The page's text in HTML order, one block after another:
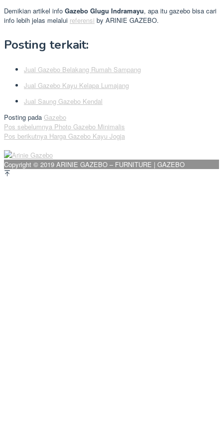
Demikian artikel info Gazebo Glugu Indramayu, apa itu gazebo bisa cari
info lebih jelas melalui referensi by ARINIE GAZEBO.
Posting terkait:
Jual Gazebo Belakang Rumah Sampang
Jual Gazebo Kayu Kelapa Lumajang
Jual Saung Gazebo Kendal
Posting pada Gazebo
Navigasi
pos
Pos sebelumnya Photo Gazebo Minimalis
Pos berikutnya Harga Gazebo Kayu Jogja
Copyright © 2019 ARINIE GAZEBO – FURNITURE | GAZEBO